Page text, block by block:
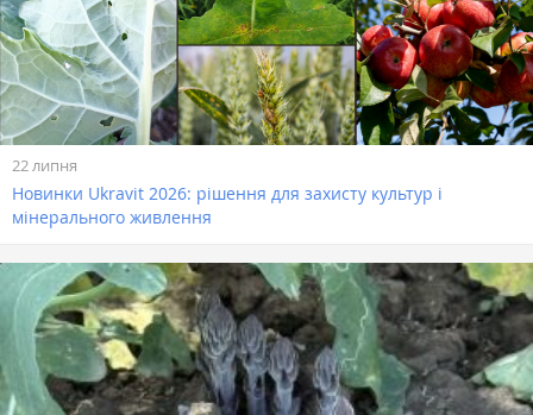
22 липня
Новинки Ukravit 2026: рішення для захисту культур і
мінерального живлення